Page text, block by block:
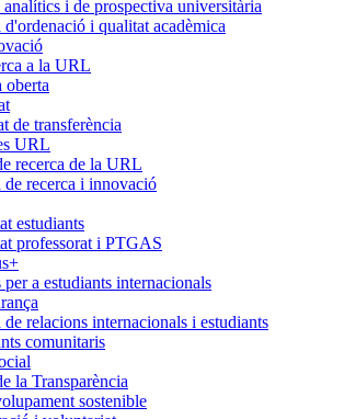
analítics i de prospectiva universitària
i qualitat acadèmica
a la URL
oberta
de transferència
URL
recerca de la URL
recerca i innovació
estudiants
professorat i PTGAS
per a estudiants internacionals
relacions internacionals i estudiants
comunitaris
la Transparència
sostenible